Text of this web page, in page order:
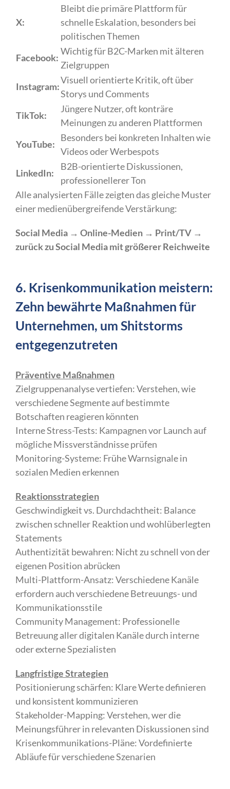
X:
Bleibt die primäre Plattform für
schnelle Eskalation, besonders bei
politischen Themen
Facebook:
Wichtig für B2C-Marken mit älteren
Zielgruppen
Instagram:
Visuell orientierte Kritik, oft über
Storys und Comments
TikTok:
Jüngere Nutzer, oft konträre
Meinungen zu anderen Plattformen
YouTube:
Besonders bei konkreten Inhalten wie
Videos oder Werbespots
LinkedIn:
B2B-orientierte Diskussionen,
professionellerer Ton
Alle analysierten Fälle zeigten das gleiche Muster
einer medienübergreifende Verstärkung:
Social Media → Online-Medien → Print/TV →
zurück zu Social Media mit größerer Reichweite
6. Krisenkommunikation meistern:
Zehn bewährte Maßnahmen für
Unternehmen, um Shitstorms
entgegenzutreten
Präventive Maßnahmen
Zielgruppenanalyse vertiefen: Verstehen, wie
verschiedene Segmente auf bestimmte
Botschaften reagieren könnten
Interne Stress-Tests: Kampagnen vor Launch auf
mögliche Missverständnisse prüfen
Monitoring-Systeme: Frühe Warnsignale in
sozialen Medien erkennen
Reaktionsstrategien
Geschwindigkeit vs. Durchdachtheit: Balance
zwischen schneller Reaktion und wohlüberlegten
Statements
Authentizität bewahren: Nicht zu schnell von der
eigenen Position abrücken
Multi-Plattform-Ansatz: Verschiedene Kanäle
erfordern auch verschiedene Betreuungs- und
Kommunikationsstile
Community Management: Professionelle
Betreuung aller digitalen Kanäle durch interne
oder externe Spezialisten
Langfristige Strategien
Positionierung schärfen: Klare Werte definieren
und konsistent kommunizieren
Stakeholder-Mapping: Verstehen, wer die
Meinungsführer in relevanten Diskussionen sind
Krisenkommunikations-Pläne: Vordefinierte
Abläufe für verschiedene Szenarien